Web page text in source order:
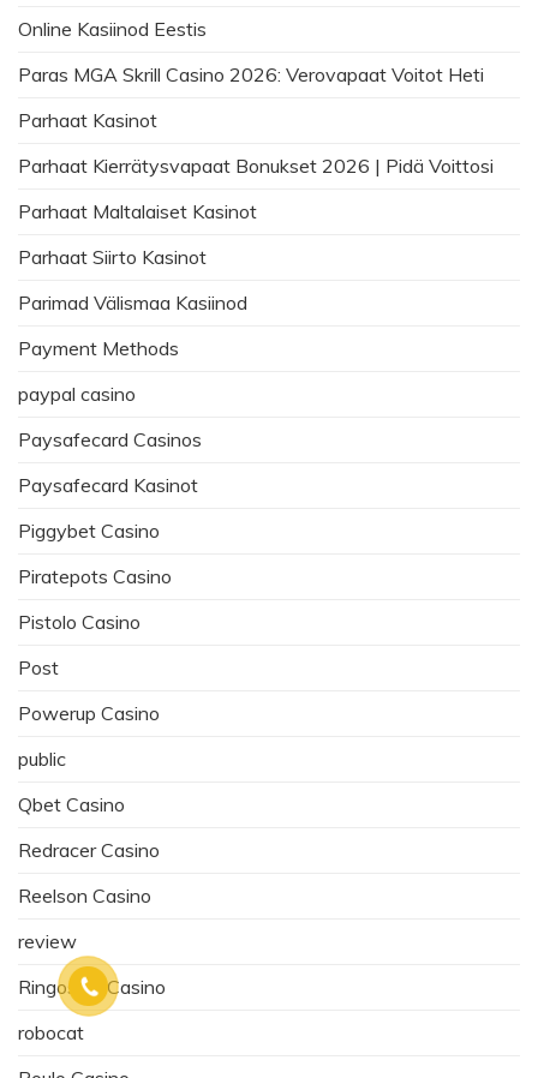
Online Kasiinod Eestis
Paras MGA Skrill Casino 2026: Verovapaat Voitot Heti
Parhaat Kasinot
Parhaat Kierrätysvapaat Bonukset 2026 | Pidä Voittosi
Parhaat Maltalaiset Kasinot
Parhaat Siirto Kasinot
Parimad Välismaa Kasiinod
Payment Methods
paypal casino
Paysafecard Casinos
Paysafecard Kasinot
Piggybet Casino
Piratepots Casino
Pistolo Casino
Post
Powerup Casino
public
Qbet Casino
Redracer Casino
Reelson Casino
review
Ringospin Casino
robocat